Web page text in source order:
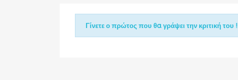
Γίνετε ο πρώτος που θα γράψει την κριτική του !